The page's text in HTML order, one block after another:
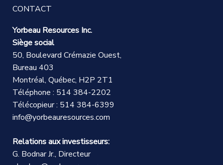
CONTACT
Yorbeau Resources Inc.
Siège social
50, Boulevard Crémazie Ouest,
Bureau 403
Montréal, Québec, H2P 2T1
Téléphone : 514 384-2202
Télécopieur : 514 384-6399
info@yorbeauresources.com
Relations aux investisseurs:
G. Bodnar Jr., Directeur